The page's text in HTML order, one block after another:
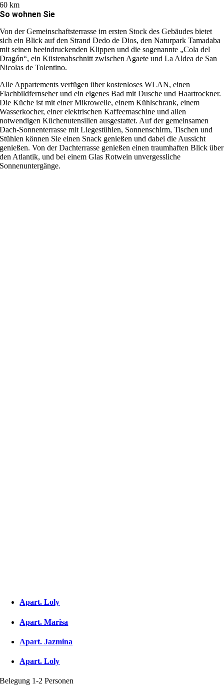
60 km
So wohnen Sie
Von der Gemeinschaftsterrasse im ersten Stock des Gebäudes bietet
sich ein Blick auf den Strand Dedo de Dios, den Naturpark Tamadaba
mit seinen beeindruckenden Klippen und die sogenannte „Cola del
Dragón“, ein Küstenabschnitt zwischen Agaete und La Aldea de San
Nicolas de Tolentino.
Alle Appartements verfügen über kostenloses WLAN, einen
Flachbildfernseher und ein eigenes Bad mit Dusche und Haartrockner.
Die Küche ist mit einer Mikrowelle, einem Kühlschrank, einem
Wasserkocher, einer elektrischen Kaffeemaschine und allen
notwendigen Küchenutensilien ausgestattet. Auf der gemeinsamen
Dach-Sonnenterrasse mit Liegestühlen, Sonnenschirm, Tischen und
Stühlen können Sie einen Snack genießen und dabei die Aussicht
genießen. Von der Dachterrasse genießen einen traumhaften Blick über
den Atlantik, und bei einem Glas Rotwein unvergessliche
Sonnenuntergänge.
Apart. Loly
Apart. Marisa
Apart. Jazmina
Apart. Loly
Belegung 1-2 Personen